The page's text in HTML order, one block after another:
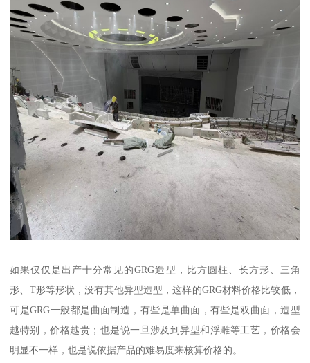
如果仅仅是出产十分常见的GRG造型，比方圆柱、长方形、三角
形、T形等形状，没有其他异型造型，这样的GRG材料价格比较低，
可是GRG一般都是曲面制造，有些是单曲面，有些是双曲面，造型
越特别，价格越贵；也是说一旦涉及到异型和浮雕等工艺，价格会
明显不一样，也是说依据产品的难易度来核算价格的。